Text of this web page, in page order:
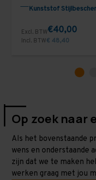
Kunststof
Excl. BTW€40,00
Incl. BTW€ 48,40
Op zoek naar
Als het bovenstaande
wens en onderstaande
zijn dat we te maken
werken graag met jou